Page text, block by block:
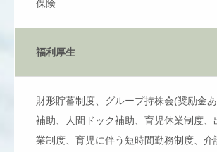
保険
福利厚生
財形貯蓄制度、グループ持株会(奨励金
補助、人間ドック補助、育児休業制度、
業制度、育児に伴う短時間勤務制度、介